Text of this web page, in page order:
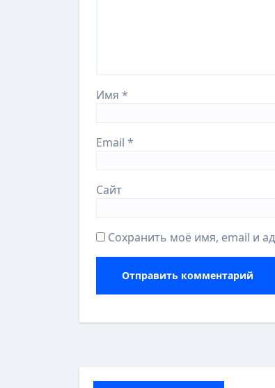
Имя *
Email *
Сайт
Сохранить моё имя, email и